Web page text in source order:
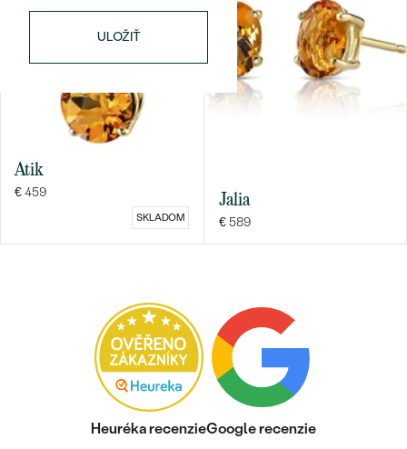
ULOŽIŤ
Atik
€ 459
SKLADOM
Jalia
€ 589
Heuréka recenzieGoogle recenzie